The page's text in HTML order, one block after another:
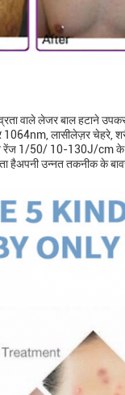
वाले लेजर बाल हटाने
लासीलेज़र चेहरे,
रेंज 1/50/ 10-130J/cm के
हैअपनी उन्नत तकनीक के